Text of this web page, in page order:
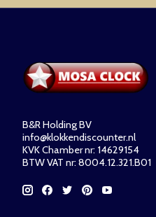
B&R Holding BV
info@klokkendiscounter.nl
KVK Chamber nr: 14629154
BTW VAT nr: 8004.12.321.B01